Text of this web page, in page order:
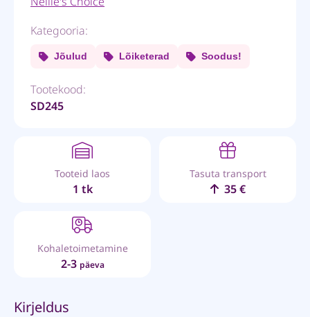
Kategooria:
Jõulud Lõiketerad Soodus!
Tootekood:
SD245
Tooteid laos
1 tk
Tasuta transport
35 €
Kohaletoimetamine
2-3 päeva
Kirjeldus